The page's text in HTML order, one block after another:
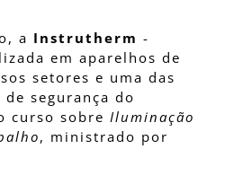
a Instrutherm -
em aparelhos de
setores e uma das
segurança do
curso sobre Iluminação
, ministrado por